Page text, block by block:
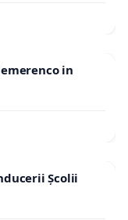
in
Școlii